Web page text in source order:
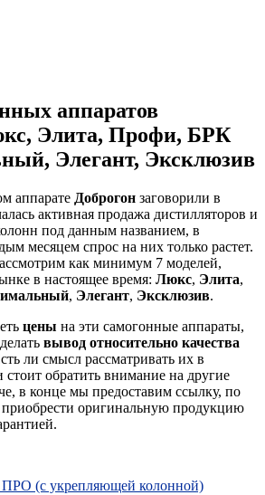
аппаратов
Элита, Профи, БРК
Элегант, Эксклюзив
аппарате Доброгон заговорили в
активная продажа дистилляторов и
под данным названием, в
месяцем спрос на них только растет.
как минимум 7 моделей,
в настоящее время: Люкс, Элита,
, Элегант, Эксклюзив.
цены на эти самогонные аппараты,
вывод относительно качества
ли смысл рассматривать их в
стоит обратить внимание на другие
в конце мы предоставим ссылку, по
оригинальную продукцию
(с укрепляющей колонной)